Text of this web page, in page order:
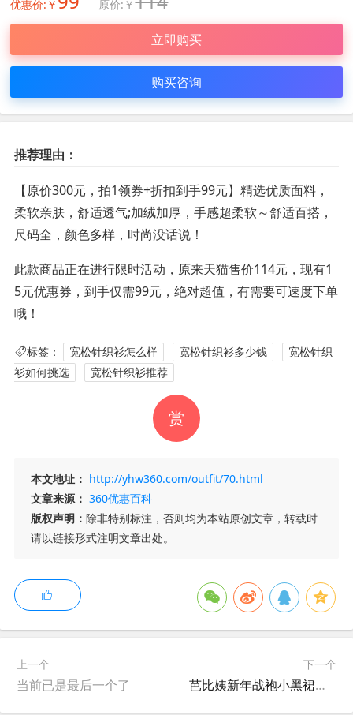
优惠价:￥ 原价:￥
立即购买
购买咨询
推荐理由：
【原价300元，拍1领券+折扣到手99元】精选优质面料，
柔软亲肤，舒适透气;加绒加厚，手感超柔软～舒适百搭，
尺码全，颜色多样，时尚没话说！
此款商品正在进行限时活动，原来天猫售价114元，现有1
5元优惠券，到手仅需99元，绝对超值，有需要可速度下单
哦！
标签： 宽松针织衫怎么样 宽松针织衫多少钱
宽松针织
衫如何挑选
宽松针织衫推荐
赏
本文地址： http://yhw360.com/outfit/70.html
文章来源： 360优惠百科
版权声明： 除非特别标注，否则均为本站原创文章，转载时
请以链接形式注明文章出处。
上一个
当前已是最后一个了
下一个
芭比姨新年战袍小黑裙千金连衣裙女秋冬穿搭针织公主蓬蓬裙生日裙